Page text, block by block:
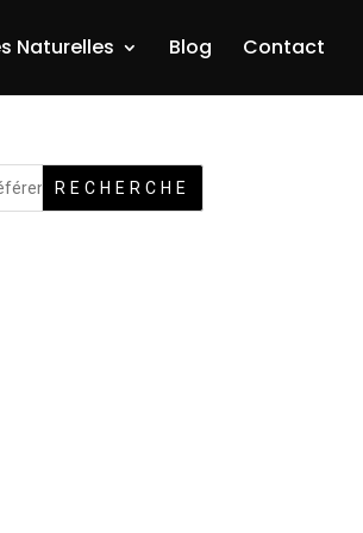
Naturelles Blog Contact
RECHERCHE